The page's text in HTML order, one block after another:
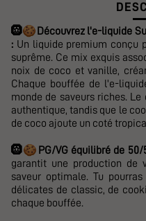
🛞🍪 Découvrez l'e-liquide
: Un liquide premium conçu
suprême. Ce mix exquis
noix de coco et vanille,
Chaque bouffée de l'e-
monde de saveurs riches.
authentique, tandis que le
de coco ajoute un coté
🛞🍪 PG/VG équilibré de 50/
garantit une production de
saveur optimale. Tu
délicates de classic, de
chaque bouffée.